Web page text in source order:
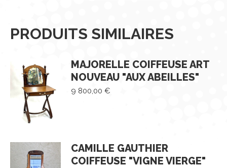
PRODUITS SIMILAIRES
MAJORELLE COIFFEUSE ART
NOUVEAU "AUX ABEILLES"
9 800,00 €
CAMILLE GAUTHIER
COIFFEUSE "VIGNE VIERGE"